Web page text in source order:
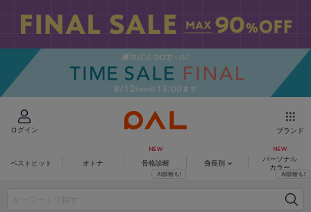
ログイン ブランド
ベストヒット オトナ 骨格診断 身長別
パーソナル
カラー